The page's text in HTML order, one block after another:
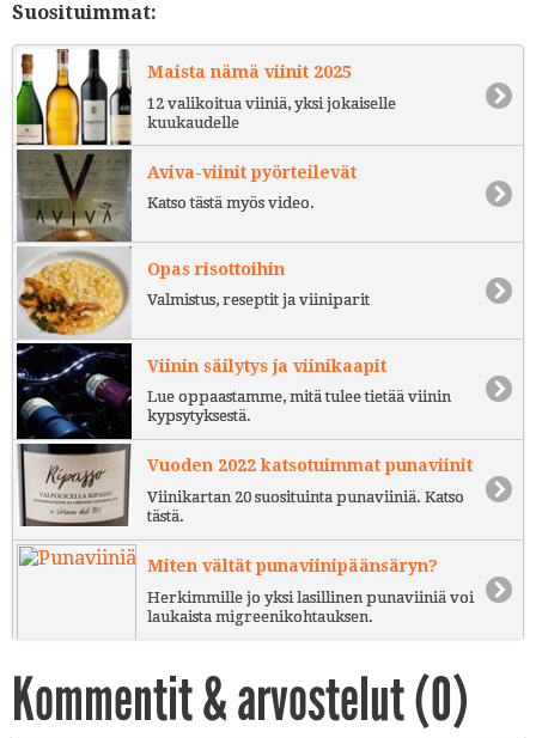
Suosituimmat:
Maista nämä viinit 2025
12 valikoitua viiniä, yksi jokaiselle
kuukaudelle
Aviva-viinit pyörteilevät
Katso tästä myös video.
Opas risottoihin
Valmistus, reseptit ja viiniparit
Viinin säilytys ja viinikaapit
Lue oppaastamme, mitä tulee tietää viinin
kypsytyksestä.
Vuoden 2022 katsotuimmat punaviinit
Viinikartan 20 suosituinta punaviiniä. Katso
tästä.
Miten vältät punaviinipäänsäryn?
Herkimmille jo yksi lasillinen punaviiniä voi
laukaista migreenikohtauksen.
Kommentit & arvostelut (0)